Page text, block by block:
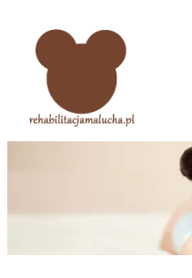
treści